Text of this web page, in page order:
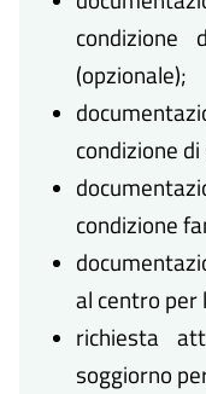
condizione
(opzionale);
condizione
condizione
al centro per
richiesta
soggiorno